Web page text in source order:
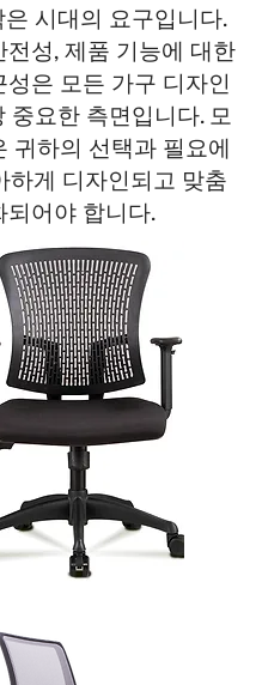
시대의 요구입니다.
전성, 제품 기능에 대한
성은 모든 가구 디자인
중요한 측면입니다. 모
귀하의 선택과 필요에
하게 디자인되고 맞춤
되어야 합니다.